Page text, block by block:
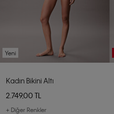
Yeni
Kadın Bikini Altı
2.749,00 TL
+ Diğer Renkler